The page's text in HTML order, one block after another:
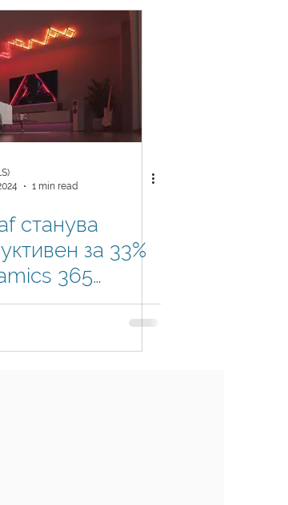
1 min read
за 33%
365
Central